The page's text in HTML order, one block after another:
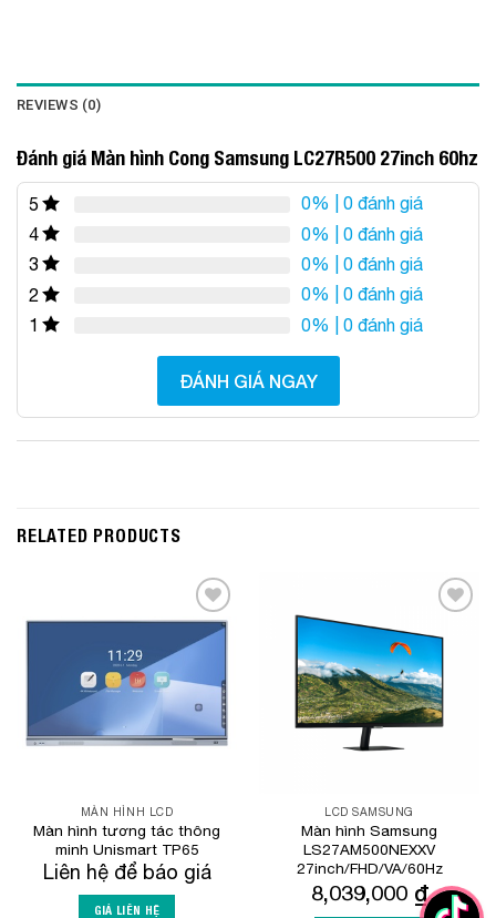
REVIEWS (0)
Đánh giá Màn hình Cong Samsung LC27R500 27inch 60hz
5 0% | 0 đánh giá
4
0% | 0 đánh giá
3
0% | 0 đánh giá
2
0% | 0 đánh giá
1
0% | 0 đánh giá
ĐÁNH GIÁ NGAY
RELATED PRODUCTS
Add to
Wishlist
MÀN HÌNH LCD
Màn hình tương tác thông
minh Unismart TP65
Liên hệ để báo giá
GIÁ LIÊN HỆ
Wishlist
LCD SAMSUNG
Màn hình Samsung
LS27AM500NEXXV
27inch/FHD/VA/60Hz
8,039,000 ₫